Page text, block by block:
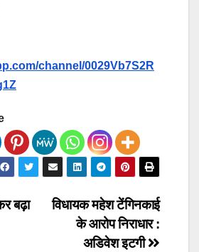
channel/0029Vb7S2R
विधायक महेश टेंगिनकाई
के आरोप निराधार :
अडिवेश इटगी
बढ़ा